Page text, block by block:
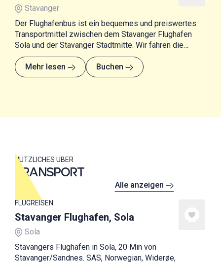
Stavanger
Der Flughafenbus ist ein bequemes und preiswertes
Transportmittel zwischen dem Stavanger Flughafen
Sola und der Stavanger Stadtmitte. Wir fahren die
meisten Hotels, Hauptbahnhof sowie Fähre- und
Expressbootterminal mit Verbindungen nach
Haugesund, Bergen, Ryfylke und Jæren an.
Mehr lesen Buchen
NÜTZLICHES ÜBER
TRANSPORT
Alle anzeigen
FLUGREISEN
Stavanger Flughafen, Sola
Sola
Stavangers Flughafen in Sola, 20 Min von
Stavanger/Sandnes. SAS, Norwegian, Widerøe,